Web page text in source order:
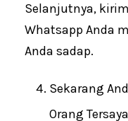
Selanjutnya,
Whatsapp Anda
Anda sadap.
Sekarang
Orang